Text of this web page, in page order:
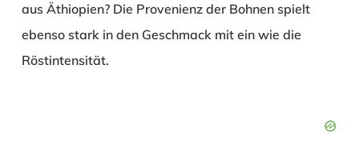
aus Äthiopien? Die Provenienz der Bohnen spielt
ebenso stark in den Geschmack mit ein wie die
Röstintensität.